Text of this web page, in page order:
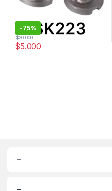
-75%
$5.000
$20.000
–
–